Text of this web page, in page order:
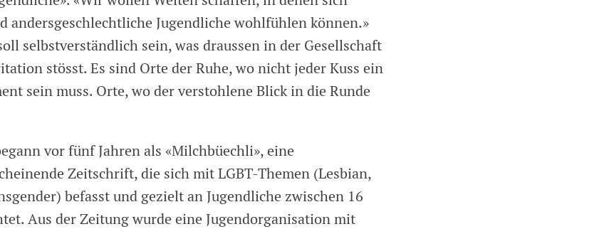
andersgeschlechtliche Jugendliche wohlfühlen können.»
selbstverständlich sein, was draussen in der Gesellschaft
stösst. Es sind Orte der Ruhe, wo nicht jeder Kuss ein
sein muss. Orte, wo der verstohlene Blick in die Runde
vor fünf Jahren als «Milchbüechli», eine
Zeitschrift, die sich mit LGBT-Themen (Lesbian,
befasst und gezielt an Jugendliche zwischen 16
Aus der Zeitung wurde eine Jugendorganisation mit